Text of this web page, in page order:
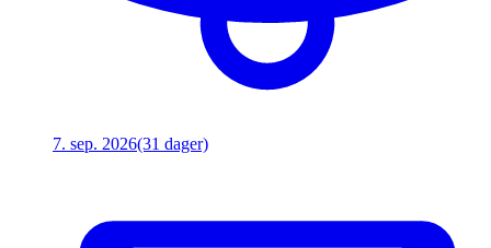
7. sep. 2026(31 dager)